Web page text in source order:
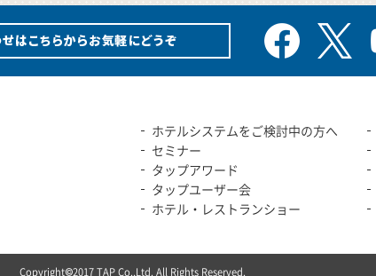
ホテルシステムをご検討中の方へ
セミナー
タップアワード
タップユーザー会
ホテル・レストランショー
Copyright©2017 TAP Co.,Ltd. All Rights Reserved.